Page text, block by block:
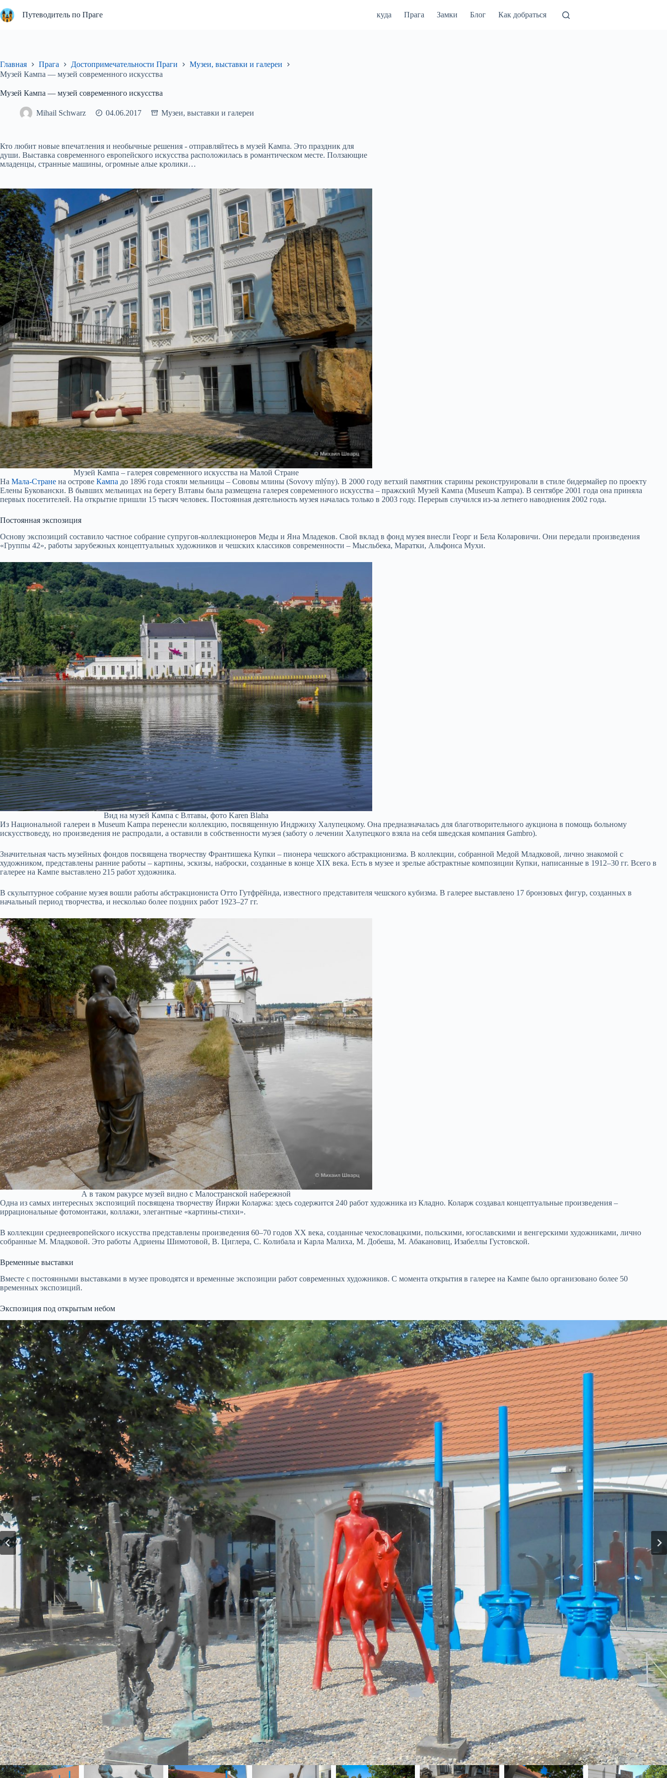
к
сути
Путеводитель по Праге куда Прага Замки Блог Как добраться
Главная Прага Достопримечательности Праги
Музеи, выставки и галереи
Музей Кампа — музей современного искусства
Музей Кампа — музей современного искусства
Mihail Schwarz 04.06.2017 Музеи, выставки и галереи
Кто любит новые впечатления и необычные решения - отправляйтесь в музей Кампа. Это праздник для
души. Выставка современного европейского искусства расположилась в романтическом месте. Ползающие
младенцы, странные машины, огромные алые кролики…
Музей Кампа – галерея современного искусства на Малой Стране
На Мала-Стране на острове Кампа до 1896 года стояли мельницы – Сововы млины (Sovovy mlýny). В 2000 году ветхий памятник старины реконструировали в стиле бидермайер по проекту
Елены Буковански. В бывших мельницах на берегу Влтавы была размещена галерея современного искусства – пражский Музей Кампа (Museum Kampa). В сентябре 2001 года она приняла
первых посетителей. На открытие пришли 15 тысяч человек. Постоянная деятельность музея началась только в 2003 году. Перерыв случился из-за летнего наводнения 2002 года.
Постоянная экспозиция
Основу экспозиций составило частное собрание супругов-коллекционеров Меды и Яна Младеков. Свой вклад в фонд музея внесли Георг и Бела Коларовичи. Они передали произведения
«Группы 42», работы зарубежных концептуальных художников и чешских классиков современности – Мысльбека, Маратки, Альфонса Мухи.
Вид на музей Кампа с Влтавы, фото Karen Blaha
Из Национальной галереи в Museum Kampa перенесли коллекцию, посвященную Индржиху Халупецкому. Она предназначалась для благотворительного аукциона в помощь больному
искусствоведу, но произведения не распродали, а оставили в собственности музея (заботу о лечении Халупецкого взяла на себя шведская компания Gambro).
Значительная часть музейных фондов посвящена творчеству Франтишека Купки – пионера чешского абстракционизма. В коллекции, собранной Медой Младковой, лично знакомой с
художником, представлены ранние работы – картины, эскизы, наброски, созданные в конце XIX века. Есть в музее и зрелые абстрактные композиции Купки, написанные в 1912–30 гг. Всего в
галерее на Кампе выставлено 215 работ художника.
В скульптурное собрание музея вошли работы абстракциониста Отто Гутфрёйнда, известного представителя чешского кубизма. В галерее выставлено 17 бронзовых фигур, созданных в
начальный период творчества, и несколько более поздних работ 1923–27 гг.
А в таком ракурсе музей видно с Малостранской набережной
Одна из самых интересных экспозиций посвящена творчеству Йиржи Коларжа: здесь содержится 240 работ художника из Кладно. Коларж создавал концептуальные произведения –
иррациональные фотомонтажи, коллажи, элегантные «картины-стихи».
В коллекции среднеевропейского искусства представлены произведения 60–70 годов XX века, созданные чехословацкими, польскими, югославскими и венгерскими художниками, лично
собранные М. Младковой. Это работы Адриены Шимотовой, В. Циглера, С. Колибала и Карла Малиха, М. Добеша, М. Абакановиц, Изабеллы Густовской.
Временные выставки
Вместе с постоянными выставками в музее проводятся и временные экспозиции работ современных художников. С момента открытия в галерее на Кампе было организовано более 50
временных экспозиций.
Экспозиция под открытым небом